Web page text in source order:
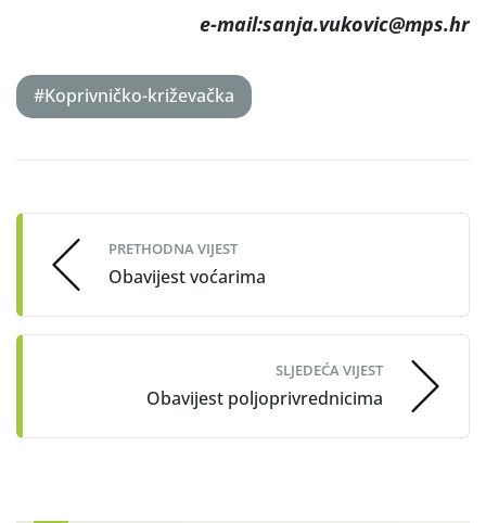
e-mail:sanja.vukovic@mps.hr
#Koprivničko-križevačka
navigation
PRETHODNA VIJEST
Obavijest voćarima
SLJEDEĆA VIJEST
Obavijest poljoprivrednicima